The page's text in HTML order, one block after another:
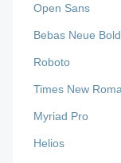
Open Sans
Bebas Neue Bold
Roboto
Times New
Myriad Pro
Helios